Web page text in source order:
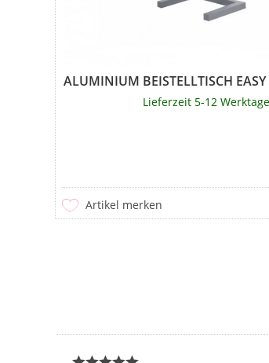
ALUMINIUM BEISTELLTISCH
Lieferzeit 5-12 Werktage
Artikel merken